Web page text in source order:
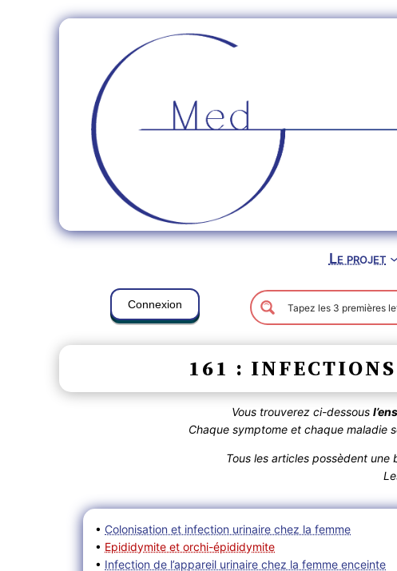
Le projet
Connexion
161 :
Vous trouverez ci-dessous
Chaque symptome et chaque maladie
Tous les articles possèdent une
• Colonisation et infection urinaire chez la femme
• Epididymite et orchi-épididymite
• Infection de l’appareil urinaire chez la femme enceinte